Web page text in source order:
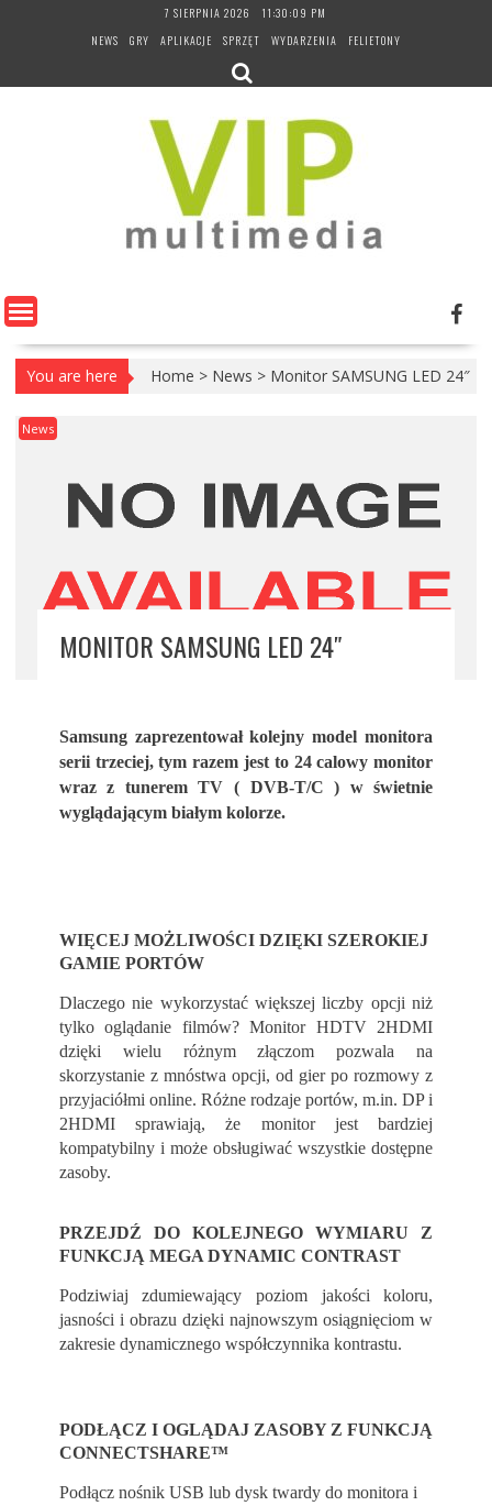
7 SIERPNIA 2026
11:30:09 PM
NEWS
GRY APLIKACJE SPRZĘT WYDARZENIA FELIETONY
You are here Home > News > Monitor SAMSUNG LED 24″
News
MONITOR SAMSUNG LED 24″
Samsung zaprezentował kolejny model monitora
serii trzeciej, tym razem jest to 24 calowy monitor
wraz z tunerem TV ( DVB-T/C ) w świetnie
wyglądającym białym kolorze.
WIĘCEJ MOŻLIWOŚCI DZIĘKI SZEROKIEJ
GAMIE PORTÓW
Dlaczego nie wykorzystać większej liczby opcji niż
tylko oglądanie filmów? Monitor HDTV 2HDMI
dzięki wielu różnym złączom pozwala na
skorzystanie z mnóstwa opcji, od gier po rozmowy z
przyjaciółmi online. Różne rodzaje portów, m.in. DP i
2HDMI sprawiają, że monitor jest bardziej
kompatybilny i może obsługiwać wszystkie dostępne
zasoby.
PRZEJDŹ DO KOLEJNEGO WYMIARU Z
FUNKCJĄ MEGA DYNAMIC CONTRAST
Podziwiaj zdumiewający poziom jakości koloru,
jasności i obrazu dzięki najnowszym osiągnięciom w
zakresie dynamicznego współczynnika kontrastu.
PODŁĄCZ I OGLĄDAJ ZASOBY Z FUNKCJĄ
CONNECTSHARE™
Podłącz nośnik USB lub dysk twardy do monitora i